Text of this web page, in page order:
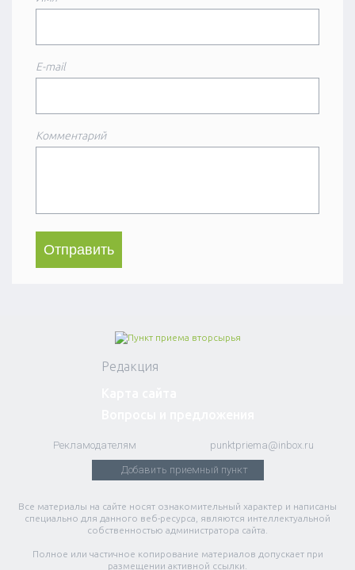
Комментарий
E-mail
Редакция
Рекламодателям punktpriema@inbox.ru
Добавить приемный пункт
Все материалы на сайте носят ознакомительный характер и написаны
специально для данного веб-ресурса, являются интеллектуальной
собственностью администратора сайта.
Полное или частичное копирование материалов допускает при
размещении активной ссылки.